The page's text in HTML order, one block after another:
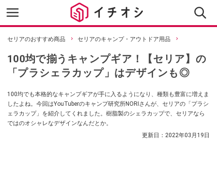
セリアのおすすめ商品 セリアのキャンプ・アウトドア用品
100均で揃うキャンプギア！【セリア】の
「プラシェラカップ」はデザインも◎
100均でも本格的なキャンプギアが手に入るようになり、種類も豊富に増えま
したよね。今回はYouTuberのキャンプ研究所NORIさんが、セリアの「プラシ
ェラカップ」を紹介してくれました。樹脂製のシェラカップで、セリアなら
ではのオシャレなデザインなんだとか。
更新日： 2022年03月19日